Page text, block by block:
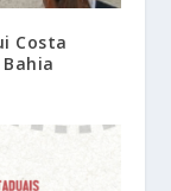
Costa